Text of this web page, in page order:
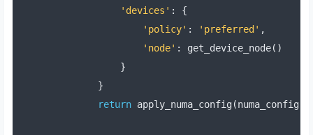
'devices' :
{
'policy' : 'preferred' ,
'node' : get_device_node()
}
}
return apply_numa_config (numa_config